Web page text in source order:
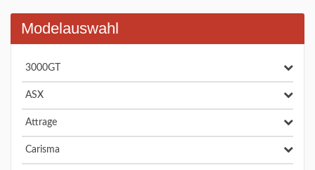
Modelauswahl
3000GT
ASX
Attrage
Carisma